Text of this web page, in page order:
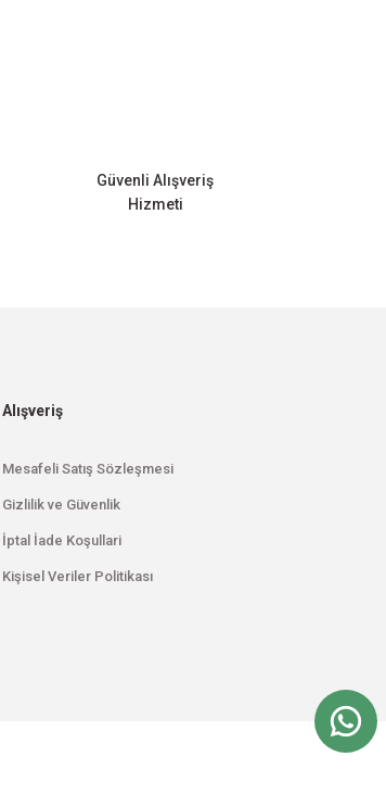
Güvenli Alışveriş
Hizmeti
Alışveriş
Mesafeli Satış Sözleşmesi
Gizlilik ve Güvenlik
İptal İade Koşullari
Kişisel Veriler Politikası